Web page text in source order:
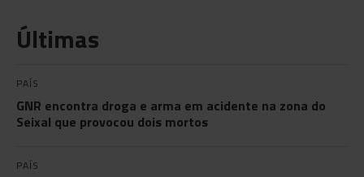
Últimas
PAÍS
GNR encontra droga e arma em acidente na zona do
Seixal que provocou dois mortos
PAÍS